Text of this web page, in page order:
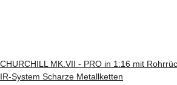
CHURCHILL MK.VII - PRO in 1:16 mit
IR-System Scharze Metallketten